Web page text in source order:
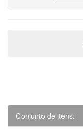
Conjunto de itens: